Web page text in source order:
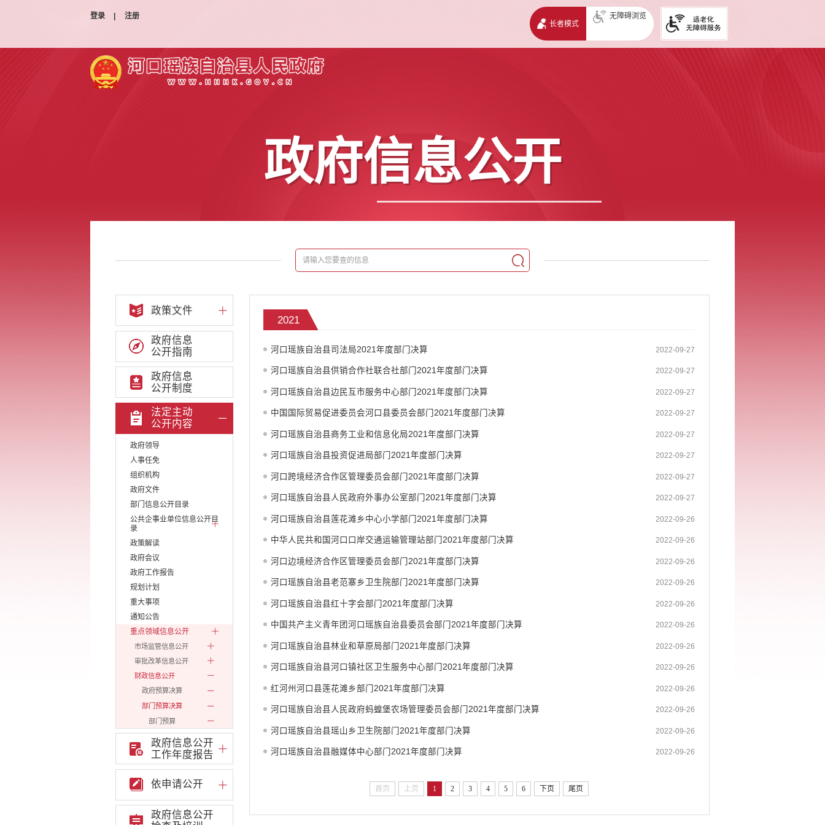
登录
注册
长者模式
无障碍浏览
政府信息公开
政策文件
政府信息
公开指南
政府信息
公开制度
法定主动
公开内容
政府领导
人事任免
组织机构
政府文件
部门信息公开目录
公共企事业单位信息公开目
录
政策解读
政府会议
政府工作报告
规划计划
重大事项
通知公告
重点领域信息公开
市场监管信息公开
审批改革信息公开
财政信息公开
政府预算决算
部门预算决算
部门预算
部门决算
2019
2020
2021
2023
政府信息公开
工作年度报告
依申请公开
政府信息公开
2021
河口瑶族自治县司法局2021年度部门决算 2022-09-27
河口瑶族自治县供销合作社联合社部门2021年度部门决算 2022-09-27
河口瑶族自治县边民互市服务中心部门2021年度部门决算 2022-09-27
中国国际贸易促进委员会河口县委员会部门2021年度部门决算 2022-09-27
河口瑶族自治县商务工业和信息化局2021年度部门决算 2022-09-27
河口瑶族自治县投资促进局部门2021年度部门决算 2022-09-27
河口跨境经济合作区管理委员会部门2021年度部门决算 2022-09-27
河口瑶族自治县人民政府外事办公室部门2021年度部门决算 2022-09-27
河口瑶族自治县莲花滩乡中心小学部门2021年度部门决算 2022-09-26
中华人民共和国河口口岸交通运输管理站部门2021年度部门决算 2022-09-26
河口边境经济合作区管理委员会部门2021年度部门决算 2022-09-26
河口瑶族自治县老范寨乡卫生院部门2021年度部门决算 2022-09-26
河口瑶族自治县红十字会部门2021年度部门决算 2022-09-26
中国共产主义青年团河口瑶族自治县委员会部门2021年度部门决算 2022-09-26
河口瑶族自治县林业和草原局部门2021年度部门决算 2022-09-26
河口瑶族自治县河口镇社区卫生服务中心部门2021年度部门决算 2022-09-26
红河州河口县莲花滩乡部门2021年度部门决算 2022-09-26
河口瑶族自治县人民政府蚂蝗堡农场管理委员会部门2021年度部门决算 2022-09-26
河口瑶族自治县瑶山乡卫生院部门2021年度部门决算 2022-09-26
河口瑶族自治县融媒体中心部门2021年度部门决算 2022-09-26
首页 上页 1 2 3 4 5 6 下页 尾页